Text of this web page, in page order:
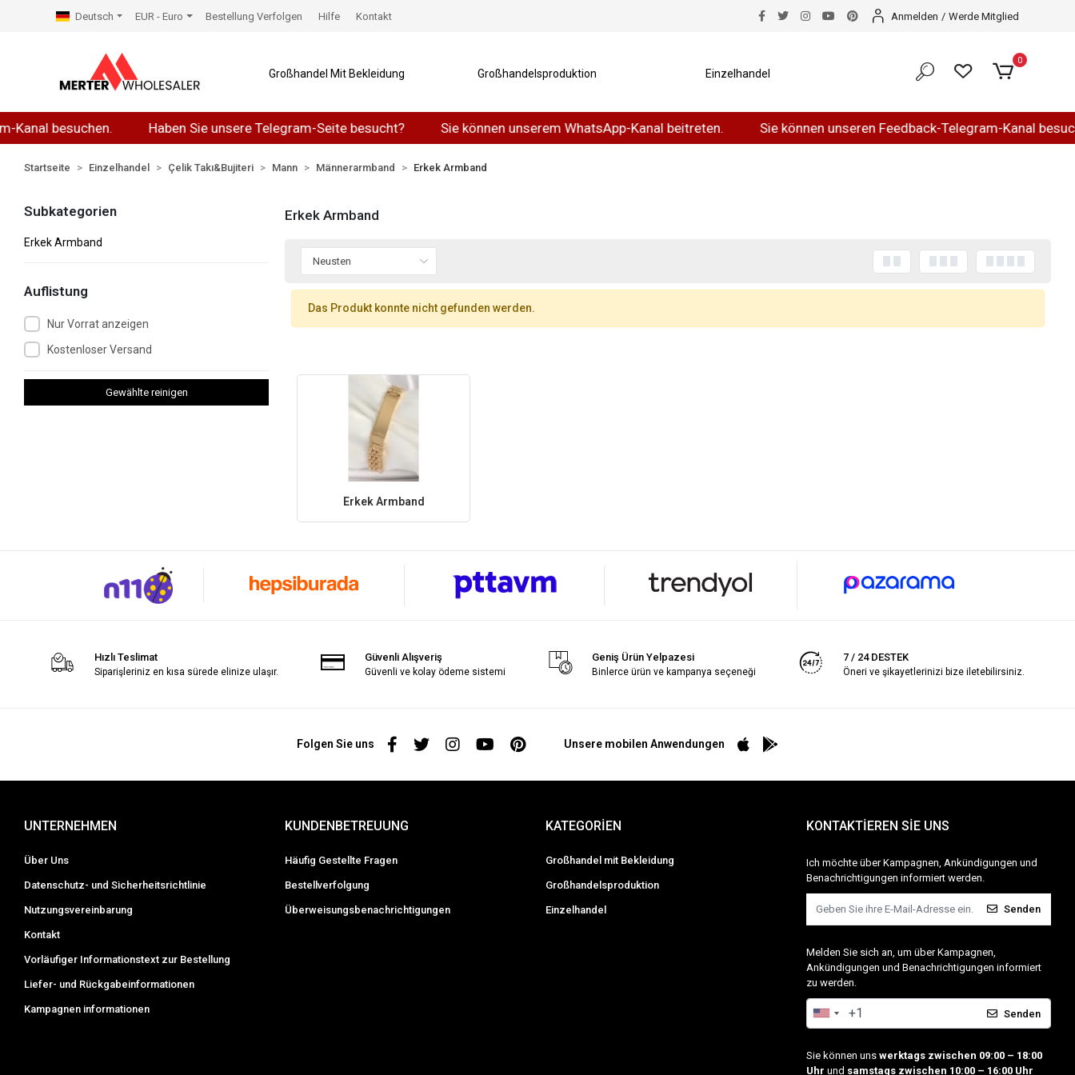
besuchen. Haben Sie unsere Telegram-Seite besucht? Sie können unserem WhatsApp-Kanal beitreten. Sie können unseren Feedback-Telegram-Kanal
Deutsch EUR - Euro Bestellung Verfolgen Hilfe Kontakt Anmelden / Werde Mitglied
Großhandel Mit Bekleidung Großhandelsproduktion Einzelhandel
0
Startseite Einzelhandel Çelik Takı&Bujiteri Mann Männerarmband Erkek Armband
Subkategorien
Erkek Armband
Auflistung
Nur Vorrat anzeigen
Kostenloser Versand
Gewählte reinigen
Erkek Armband
Das Produkt konnte nicht gefunden werden.
Erkek Armband
Hızlı Teslimat
Siparişleriniz en kısa sürede elinize ulaşır.
Güvenli Alışveriş
Güvenli ve kolay ödeme sistemi
Geniş Ürün Yelpazesi
Binlerce ürün ve kampanya seçeneği
7 / 24 DESTEK
Öneri ve şikayetlerinizi bize iletebilirsiniz.
Folgen Sie uns Unsere mobilen Anwendungen
UNTERNEHMEN
Über Uns
Datenschutz- und Sicherheitsrichtlinie
Nutzungsvereinbarung
Kontakt
Vorläufiger Informations­text zur Bestellung
Liefer- und Rückgabeinformationen
Kampagnen informationen
KUNDENBETREUUNG
Häufig Gestellte Fragen
Bestellverfolgung
Überweisungsbenachrichtigungen
KATEGORİEN
Großhandel mit Bekleidung
Großhandelsproduktion
Einzelhandel
KONTAKTİEREN SİE UNS
Ich möchte über Kampagnen, Ankündigungen und
Benachrichtigungen informiert werden.
Senden
Melden Sie sich an, um über Kampagnen,
Ankündigungen und Benachrichtigungen informiert
zu werden.
Senden
Sie können uns werktags zwischen 09:00 – 18:00
Uhr und samstags zwischen 10:00 – 16:00 Uhr